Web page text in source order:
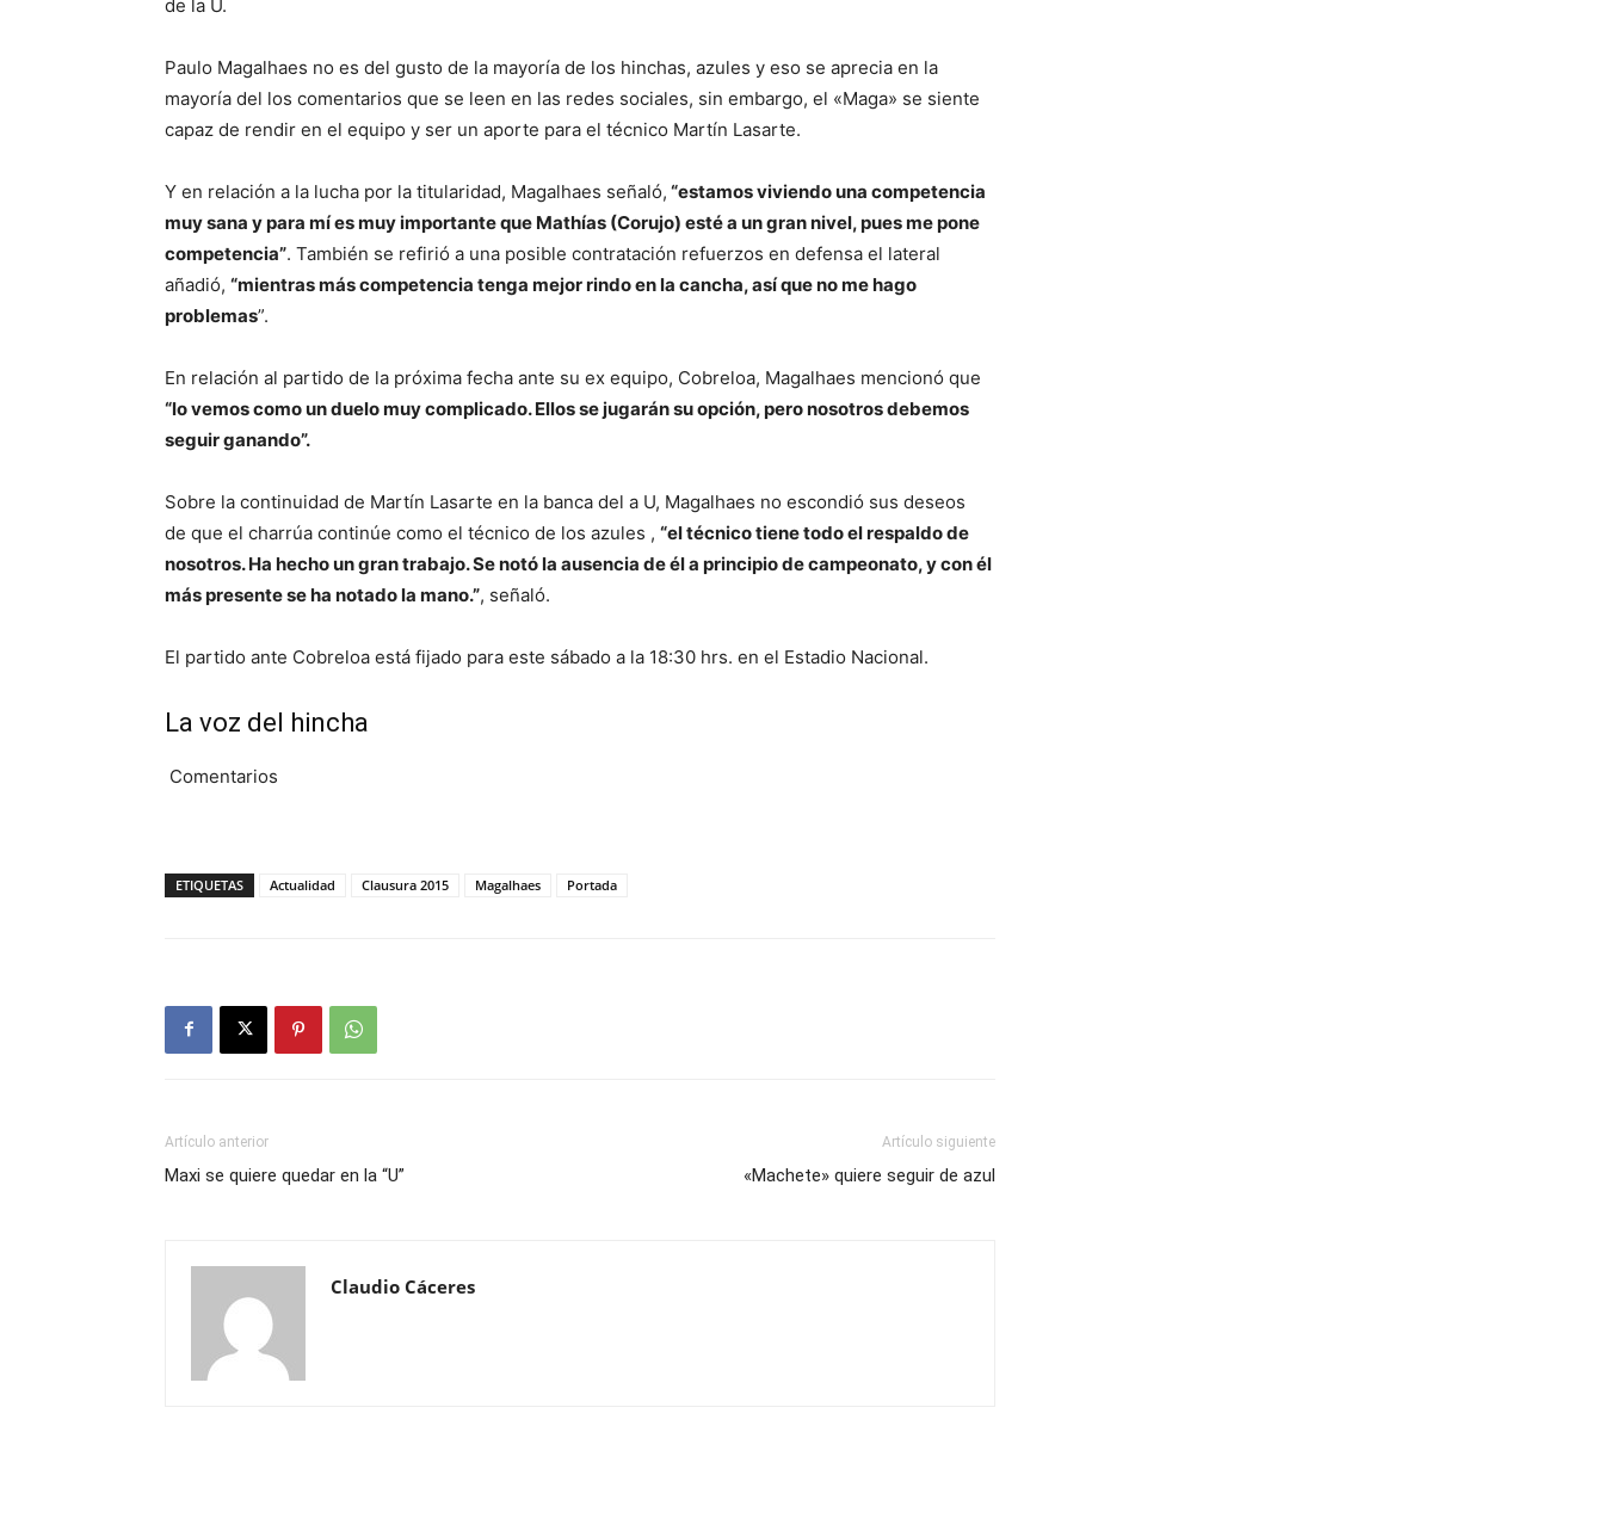
de la U.
Paulo Magalhaes no es del gusto de la mayoría de los hinchas, azules y eso se aprecia en la
mayoría del los comentarios que se leen en las redes sociales, sin embargo, el «Maga» se siente
capaz de rendir en el equipo y ser un aporte para el técnico Martín Lasarte.
Y en relación a la lucha por la titularidad, Magalhaes señaló, “estamos viviendo una competencia
muy sana y para mí es muy importante que Mathías (Corujo) esté a un gran nivel, pues me pone
competencia”. También se refirió a una posible contratación refuerzos en defensa el lateral
añadió, “mientras más competencia tenga mejor rindo en la cancha, así que no me hago
problemas”.
En relación al partido de la próxima fecha ante su ex equipo, Cobreloa, Magalhaes mencionó que
“lo vemos como un duelo muy complicado. Ellos se jugarán su opción, pero nosotros debemos
seguir ganando”.
Sobre la continuidad de Martín Lasarte en la banca del a U, Magalhaes no escondió sus deseos
de que el charrúa continúe como el técnico de los azules , “el técnico tiene todo el respaldo de
nosotros. Ha hecho un gran trabajo. Se notó la ausencia de él a principio de campeonato, y con él
más presente se ha notado la mano.”, señaló.
El partido ante Cobreloa está fijado para este sábado a la 18:30 hrs. en el Estadio Nacional.
La voz del hincha
Comentarios
ETIQUETAS Actualidad Clausura 2015 Magalhaes Portada
Artículo anterior
Maxi se quiere quedar en la “U”
Artículo siguiente
«Machete» quiere seguir de azul
Claudio Cáceres